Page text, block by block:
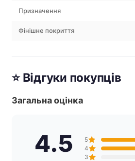
Призначення
Фінішне покриття
⭐ Відгуки покупців
Загальна оцінка
4.5 5
4
3